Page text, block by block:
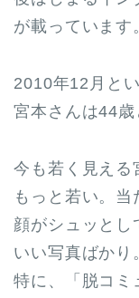
が載っています
2010年12月と
宮本さんは44歳
今も若く見える
もっと若い。当
顔がシュッとし
いい写真ばかり
特に、「脱コミ